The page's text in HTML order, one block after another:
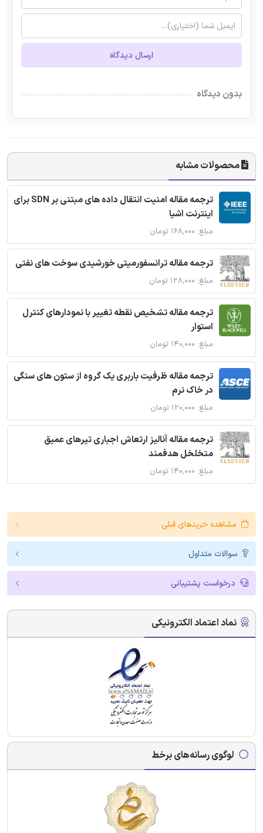
ارسال دیدگاه
بدون دیدگاه
محصولات مشابه
ترجمه مقاله امنیت انتقال داده های مبتنی بر SDN برای
اینترنت اشیا
مبلغ: ۱۶۸,۰۰۰ تومان
ترجمه مقاله ترانسفورمیتی خورشیدی سوخت های نفتی
مبلغ: ۱۲۸,۰۰۰ تومان
ترجمه مقاله تشخیص نقطه تغییر با نمودارهای کنترل
استوار
مبلغ: ۱۴۰,۰۰۰ تومان
ترجمه مقاله ظرفیت باربری یک گروه از ستون های سنگی
در خاک نرم
مبلغ: ۱۲۰,۰۰۰ تومان
ترجمه مقاله آنالیز ارتعاش اجباری تیرهای عمیق
متخلخل هدفمند
مبلغ: ۱۴۰,۰۰۰ تومان
مشاهده خریدهای قبلی
سوالات متداول
درخواست پشتیبانی
نماد اعتماد الکترونیکی
لوگوی رسانه‌های برخط